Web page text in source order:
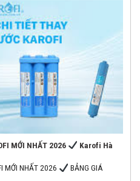
MỚI NHẤT 2026
Karofi Hà
MỚI NHẤT 2026
BẢNG GIÁ